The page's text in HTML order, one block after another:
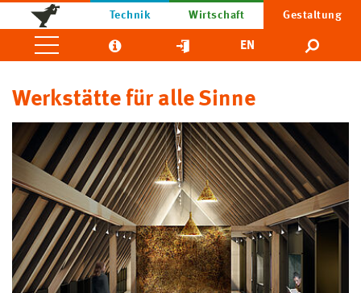
Technik Wirtschaft Gestaltung
EN
Werkstätte für alle Sinne